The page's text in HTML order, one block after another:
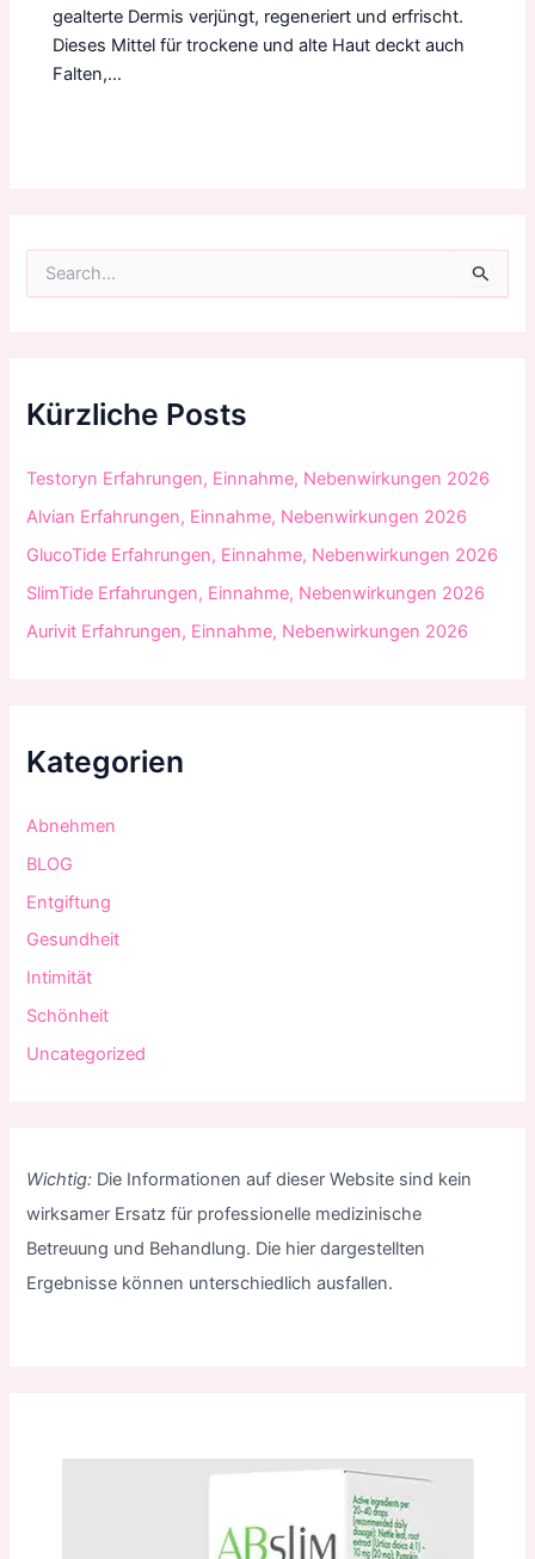
gealterte Dermis verjüngt, regeneriert und erfrischt.
Dieses Mittel für trockene und alte Haut deckt auch
Falten,…
n
a
h
Kürzliche Posts
Testoryn Erfahrungen, Einnahme, Nebenwirkungen 2026
Alvian Erfahrungen, Einnahme, Nebenwirkungen 2026
GlucoTide Erfahrungen, Einnahme, Nebenwirkungen 2026
SlimTide Erfahrungen, Einnahme, Nebenwirkungen 2026
Aurivit Erfahrungen, Einnahme, Nebenwirkungen 2026
Kategorien
Abnehmen
BLOG
Entgiftung
Gesundheit
Intimität
Schönheit
Uncategorized
Wichtig: Die Informationen auf dieser Website sind kein
wirksamer Ersatz für professionelle medizinische
Betreuung und Behandlung. Die hier dargestellten
Ergebnisse können unterschiedlich ausfallen.